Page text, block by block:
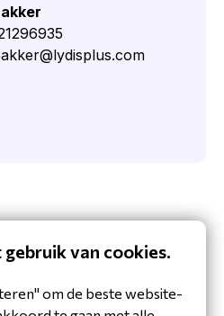
II Microkiosk (Portrait)
NQuire 750
octa-core 64-bit
64 GB Flash
SP
van cookies.
om de beste website-